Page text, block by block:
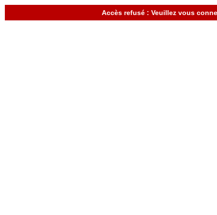
Accès refusé : Veuillez vous